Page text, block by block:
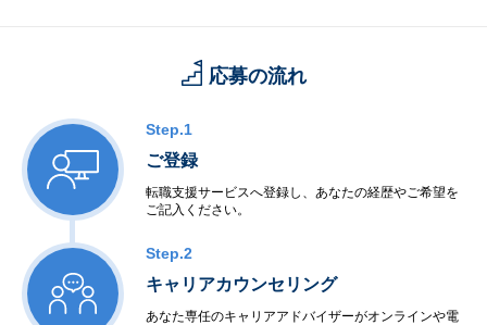
応募の流れ
Step.1
ご登録
転職支援サービスへ登録し、あなたの経歴やご希望を
ご記入ください。
Step.2
キャリアカウンセリング
あなた専任のキャリアアドバイザーがオンラインや電